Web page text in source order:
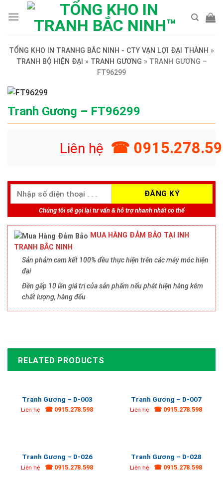
TỔNG KHO IN TRANHG BẮC NINH - CTY VẠN LỢI ĐẠI THÀNH »
TRANH BỘ HIỆN ĐẠI » TRANH GƯƠNG » TRANH GƯƠNG –
FT96299
Tranh Gương – FT96299
Liên hệ ☎
Chúng tôi sẽ gọi lại tư vấn & hỗ trợ nhanh nhất có thể
MUA HÀNG ĐẢM BẢO TẠI INH
TRANH BẮC NINH
Sản phảm cam kết 100% đều thực hiện trên các máy móc hiện
đại
Đền gấp 10 lần giá trị của sản phẩm nếu phát hiện hàng kém
chất lượng, hàng đểu
RELATED PRODUCTS
Tranh Gương – D-003
Liên hệ ☎ 0915.278.598
Tranh Gương – D-007
Liên hệ ☎ 0915.278.598
Tranh Gương – D-026
Liên hệ ☎ 0915.278.598
Tranh Gương – D-028
Liên hệ ☎ 0915.278.598